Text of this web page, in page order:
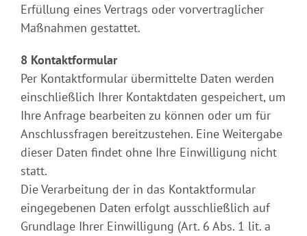
Erfüllung eines Vertrags oder vorvertraglicher
Maßnahmen gestattet.
8 Kontaktformular
Per Kontaktformular übermittelte Daten werden
einschließlich Ihrer Kontaktdaten gespeichert, um
Ihre Anfrage bearbeiten zu können oder um für
Anschlussfragen bereitzustehen. Eine Weitergabe
dieser Daten findet ohne Ihre Einwilligung nicht
statt.
Die Verarbeitung der in das Kontaktformular
eingegebenen Daten erfolgt ausschließlich auf
Grundlage Ihrer Einwilligung (Art. 6 Abs. 1 lit. a